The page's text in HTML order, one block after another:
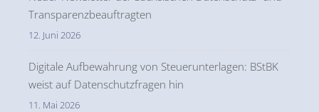
Transparenzbeauftragten
12. Juni 2026
Digitale Aufbewahrung von Steuerunterlagen: BStBK
weist auf Datenschutzfragen hin
11. Mai 2026